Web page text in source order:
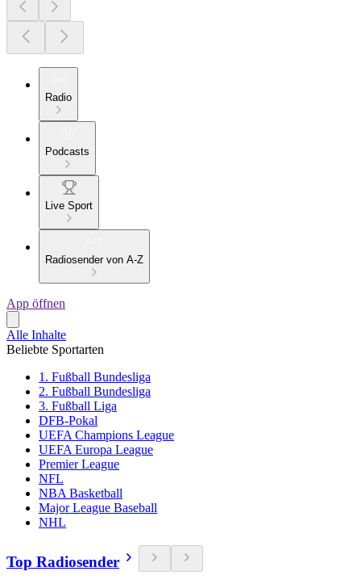
Radio
Podcasts
Live Sport
Radiosender von A-Z
App öffnen
Alle Inhalte
Beliebte Sportarten
1. Fußball Bundesliga
2. Fußball Bundesliga
3. Fußball Liga
DFB-Pokal
UEFA Champions League
UEFA Europa League
Premier League
NFL
NBA Basketball
Major League Baseball
NHL
Top Radiosender